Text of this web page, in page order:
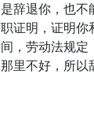
辞退你，也不
证明，证明你
，劳动法规定
里不好，所以